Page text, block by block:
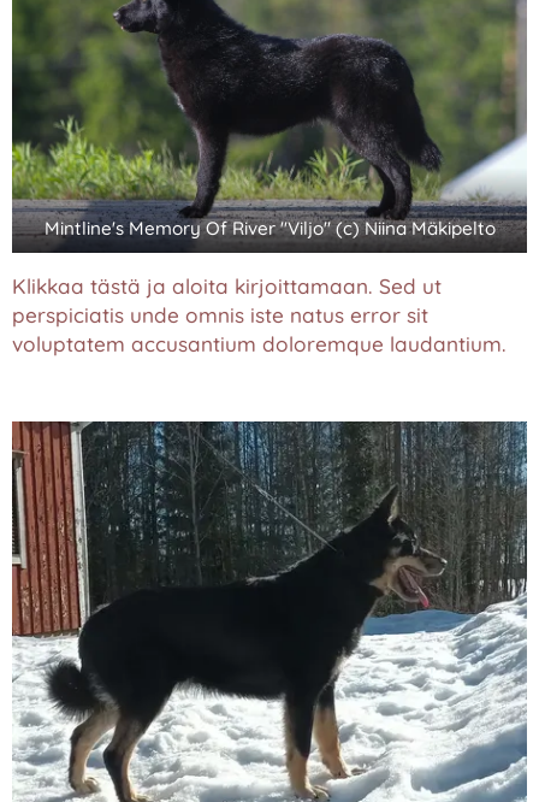
Mintline's Memory Of River "Viljo" (c) Niina Mäkipelto
Klikkaa tästä ja aloita kirjoittamaan. Sed ut
perspiciatis unde omnis iste natus error sit
voluptatem accusantium doloremque laudantium.